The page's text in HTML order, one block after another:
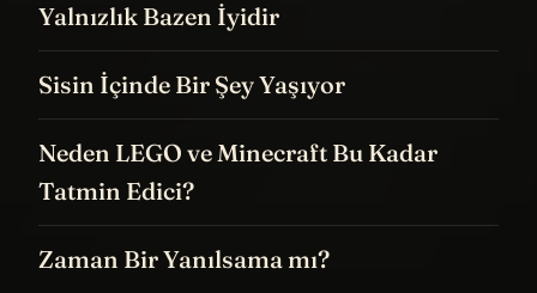
Yalnızlık Bazen İyidir
Sisin İçinde Bir Şey Yaşıyor
Neden LEGO ve Minecraft Bu Kadar
Tatmin Edici?
Zaman Bir Yanılsama mı?